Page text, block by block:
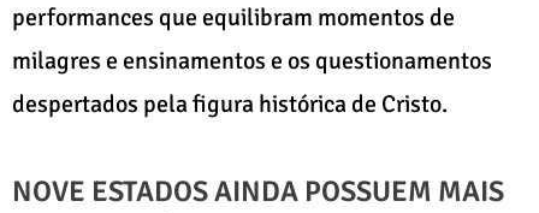
performances que equilibram momentos de
milagres e ensinamentos e os questionamentos
despertados pela figura histórica de Cristo.
NOVE ESTADOS AINDA POSSUEM MAIS